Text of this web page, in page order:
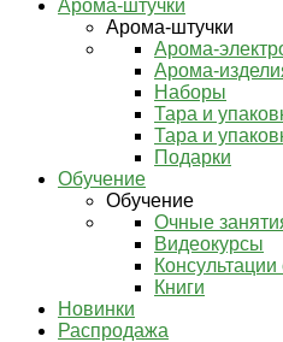
Арома-штучки
Арома-штучки
Арома-
Арома-
Наборы
Тара и
Тара и
Подарки
Обучение
Обучение
Очные
Видеокурсы
Книги
Новинки
Распродажа